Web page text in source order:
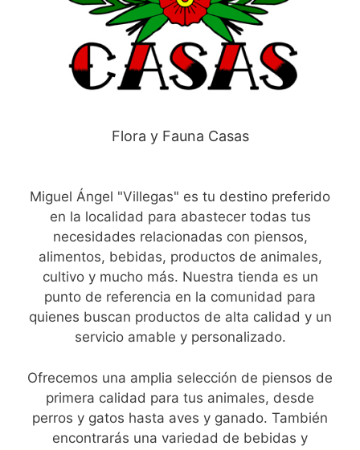
Flora y Fauna Casas
Miguel Ángel "Villegas" es tu destino preferido
en la localidad para abastecer todas tus
necesidades relacionadas con piensos,
alimentos, bebidas, productos de animales,
cultivo y mucho más. Nuestra tienda es un
punto de referencia en la comunidad para
quienes buscan productos de alta calidad y un
servicio amable y personalizado.
Ofrecemos una amplia selección de piensos de
primera calidad para tus animales, desde
perros y gatos hasta aves y ganado. También
encontrarás una variedad de bebidas y